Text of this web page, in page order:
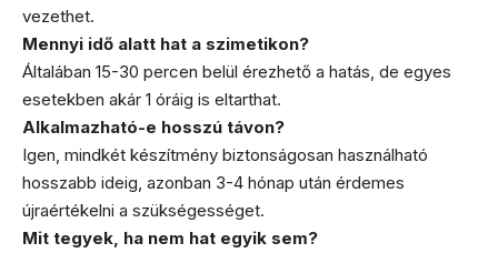
vezethet.
Mennyi idő alatt hat a szimetikon?
Általában 15-30 percen belül érezhető a hatás, de egyes
esetekben akár 1 óráig is eltarthat.
Alkalmazható-e hosszú távon?
Igen, mindkét készítmény biztonságosan használható
hosszabb ideig, azonban 3-4 hónap után érdemes
újraértékelni a szükségességet.
Mit tegyek, ha nem hat egyik sem?